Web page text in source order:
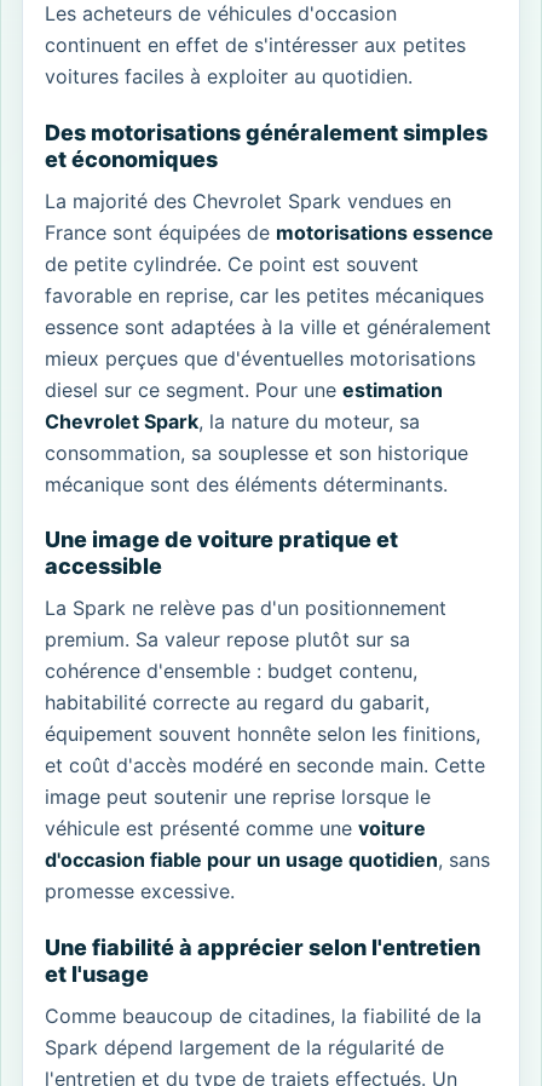
Les acheteurs de véhicules d'occasion
continuent en effet de s'intéresser aux petites
voitures faciles à exploiter au quotidien.
Des motorisations généralement simples
et économiques
La majorité des Chevrolet Spark vendues en
France sont équipées de motorisations essence
de petite cylindrée. Ce point est souvent
favorable en reprise, car les petites mécaniques
essence sont adaptées à la ville et généralement
mieux perçues que d'éventuelles motorisations
diesel sur ce segment. Pour une estimation
Chevrolet Spark, la nature du moteur, sa
consommation, sa souplesse et son historique
mécanique sont des éléments déterminants.
Une image de voiture pratique et
accessible
La Spark ne relève pas d'un positionnement
premium. Sa valeur repose plutôt sur sa
cohérence d'ensemble : budget contenu,
habitabilité correcte au regard du gabarit,
équipement souvent honnête selon les finitions,
et coût d'accès modéré en seconde main. Cette
image peut soutenir une reprise lorsque le
véhicule est présenté comme une voiture
d'occasion fiable pour un usage quotidien, sans
promesse excessive.
Une fiabilité à apprécier selon l'entretien
et l'usage
Comme beaucoup de citadines, la fiabilité de la
Spark dépend largement de la régularité de
l'entretien et du type de trajets effectués. Un